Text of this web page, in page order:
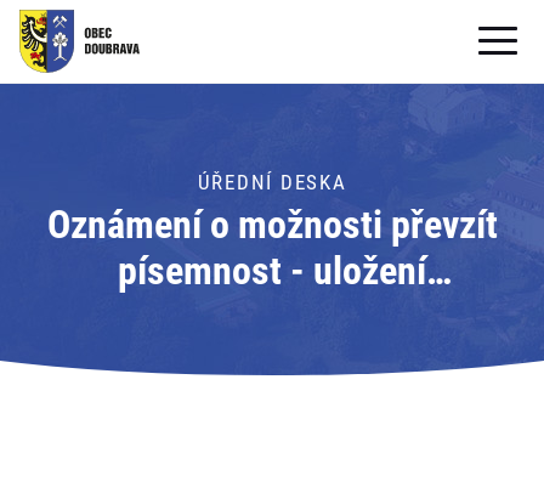
OBECNÍ ÚŘAD
PRO OBČANY
Formuláře ke stažení
PRO TURISTY
ÚŘEDNÍ DESKA
Oznámení o možnosti převzít
písemnost - uložení
úřad Doubrava